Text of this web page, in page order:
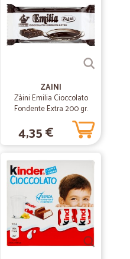
ZAINI
Zàini Emilia Cioccolato
Fondente Extra 200 gr.
4,35 €